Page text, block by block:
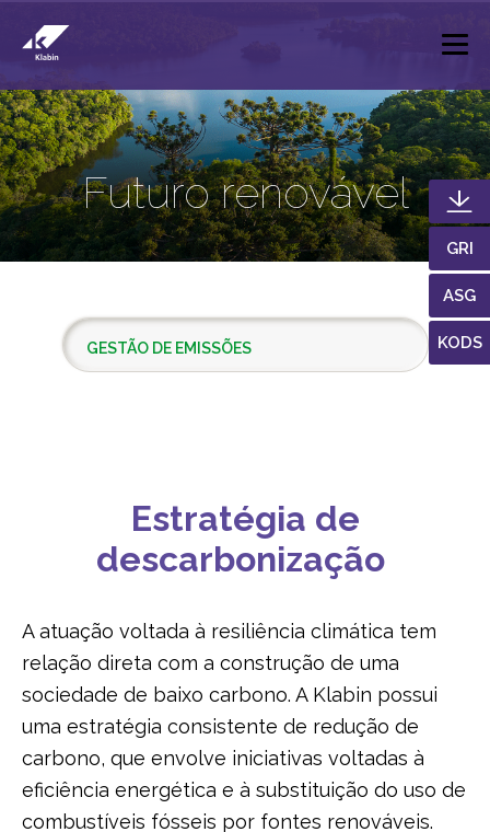
Pular para o Conteúdo principal
Futuro renovável
GRI
ASG
KODS
GESTÃO DE EMISSÕES
USO DA ÁGUA
Estratégia de
descarbonização
A atuação voltada à resiliência climática tem
relação direta com a construção de uma
sociedade de baixo carbono. A Klabin possui
uma estratégia consistente de redução de
carbono, que envolve iniciativas voltadas à
eficiência energética e à substituição do uso de
combustíveis fósseis por fontes renováveis.